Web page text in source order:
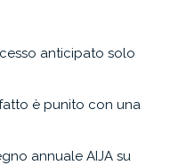
anticipato solo
è punito con una
annuale AIJA su